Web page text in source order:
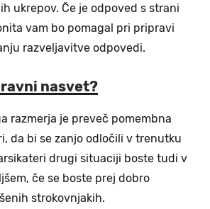
ukrepov. Če je odpoved s strani
vam bo pomagal pri pripravi
razveljavitve odpovedi.
nasvet?
razmerja je preveč pomembna
da bi se zanjo odločili v trenutku
drugi situaciji boste tudi v
če se boste prej dobro
strokovnjakih.